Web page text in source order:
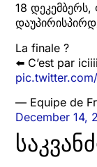
18
La finale ?
⬅️ C’est par
— Equipe de
December 14,